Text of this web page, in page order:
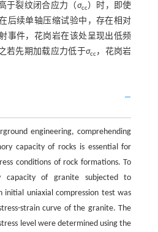
于裂纹闭合应力（σcc）时，即使
后续单轴压缩试验中，存在相对
事件，花岗岩在该处呈现出低频
若先期加载应力低于σcc，花岗岩
engineering, comprehending
capacity of rocks is essential for
conditions of rock formations. To
capacity of granite subjected to
initial uniaxial compression test was
strain curve of the granite. The
level were determined using the